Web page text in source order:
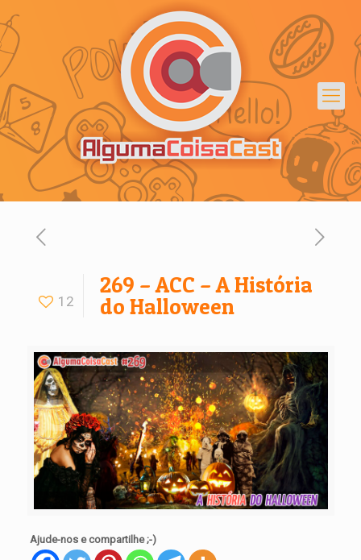
12
269 – ACC – A História
do Halloween
Ajude-nos e compartilhe ;-)